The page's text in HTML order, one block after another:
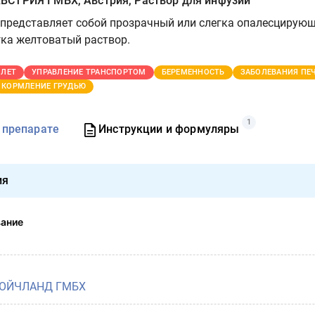
собой прозрачный или слегка
желтоватый раствор.
УПРАВЛЕНИЕ ТРАНСПОРТОМ БЕРЕМЕННОСТЬ
ЗАБОЛЕВАНИЯ
КОРМЛЕНИЕ ГРУДЬЮ
Инструкции и формуляры
1
ГМБХ